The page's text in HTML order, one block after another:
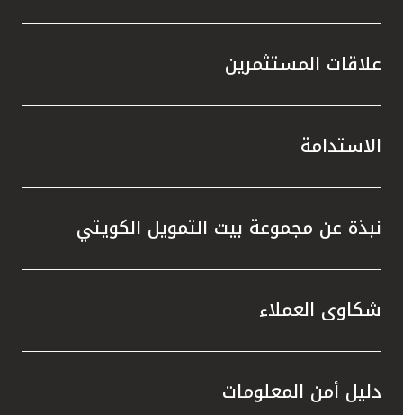
علاقات المستثمرين
الاستدامة
نبذة عن مجموعة بيت التمويل الكويتي
شكاوى العملاء
دليل أمن المعلومات